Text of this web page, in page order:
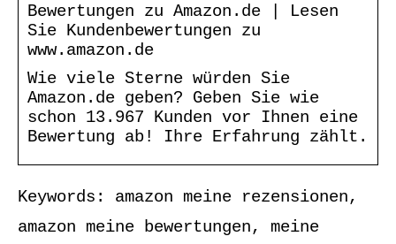
Bewertungen zu Amazon.de | Lesen
Sie Kundenbewertungen zu
www.amazon.de
Wie viele Sterne würden Sie
Amazon.de geben? Geben Sie wie
schon 13.967 Kunden vor Ihnen eine
Bewertung ab! Ihre Erfahrung zählt.
Keywords: amazon meine rezensionen,
amazon meine bewertungen, meine